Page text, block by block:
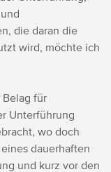
die daran die
wird, möchte ich
Belag für
Unterführung
wo doch
dauerhaften
und kurz vor den